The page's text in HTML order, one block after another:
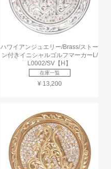
ハワイアンジュエリー/Brass/ストー
ン付きイニシャルゴルフマーカーL/
L0002/SV【H】
在庫一覧
¥ 13,200